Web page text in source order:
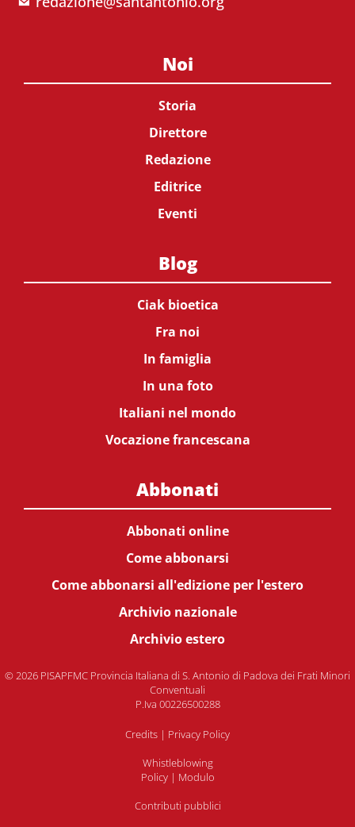
Noi
Storia
Direttore
Redazione
Editrice
Eventi
Blog
Ciak bioetica
Fra noi
In famiglia
In una foto
Italiani nel mondo
Vocazione francescana
Abbonati
Abbonati online
Come abbonarsi
Come abbonarsi all'edizione per l'estero
Archivio nazionale
Archivio estero
© 2026 PISAPFMC Provincia Italiana di S. Antonio di Padova dei Frati Minori
Conventuali
P.Iva 00226500288
Credits | Privacy Policy
Whistleblowing
Policy| Modulo
Contributi pubblici